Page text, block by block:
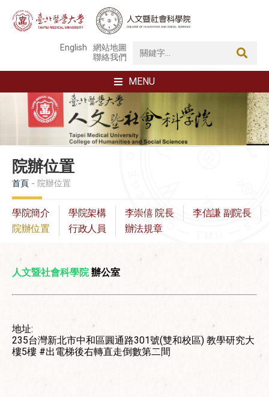
English
網站地圖
聯絡我們
MENU
院辦位置
首頁 院辦位置
學院簡介 學院架構 李崇僖 院長
李信謙 副院長
院辦位置
行政人員 辦法規章
人文暨社會科學院辦公室
地址:
235台灣新北市中和區圓通路301號(雙和校區) 教學研究大
樓5樓 #出電梯後右轉直走倒數第二間